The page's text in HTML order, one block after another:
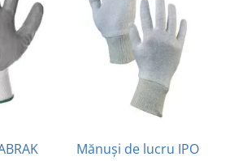
Mănuși de lucru IPO